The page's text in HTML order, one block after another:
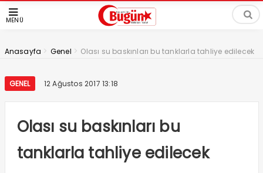
MENÜ
Anasayfa > Genel > Olası su baskınları bu tanklarla tahliye edilecek
GENEL 12 Ağustos 2017 13:18
Olası su baskınları bu
tanklarla tahliye edilecek